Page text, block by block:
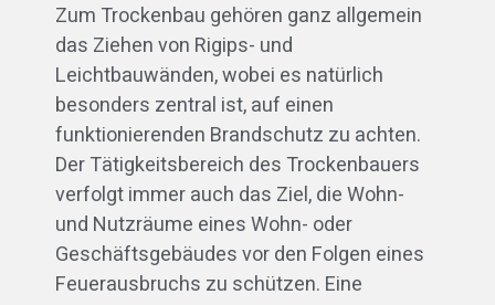
Zum Trockenbau gehören ganz allgemein
das Ziehen von Rigips- und
Leichtbauwänden, wobei es natürlich
besonders zentral ist, auf einen
funktionierenden Brandschutz zu achten.
Der Tätigkeitsbereich des Trockenbauers
verfolgt immer auch das Ziel, die Wohn-
und Nutzräume eines Wohn- oder
Geschäftsgebäudes vor den Folgen eines
Feuerausbruchs zu schützen. Eine